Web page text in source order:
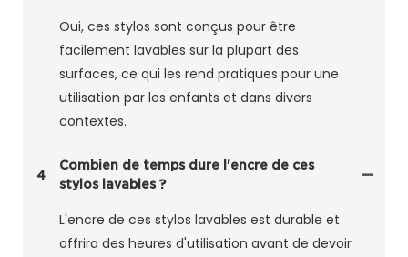
Oui, ces stylos sont conçus pour être
facilement lavables sur la plupart des
surfaces, ce qui les rend pratiques pour une
utilisation par les enfants et dans divers
contextes.
4
Combien de temps dure l'encre de ces
stylos lavables ?
L'encre de ces stylos lavables est durable et
offrira des heures d'utilisation avant de devoir